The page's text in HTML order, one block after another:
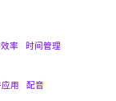
率 时间管理
用 配音